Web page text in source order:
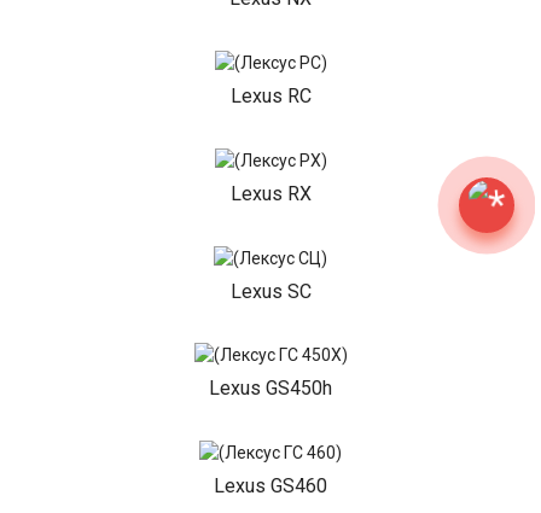
Lexus RC
Lexus RX
Lexus SC
Lexus GS450h
Lexus GS460